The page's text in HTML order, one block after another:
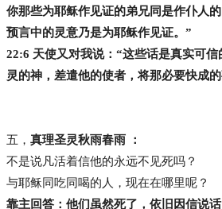
你那些为耶稣作见证的弟兄同是作仆人
预言中的灵意乃是为耶稣作见证。”
22:6 天使又对我说：“这些话是真实可
灵的神，差遣他的使者，将那必要快成的
五， 真理圣灵秋雨春雨 ：
不是说凡活着信他的永远不见死吗？
与耶稣同吃同喝的人，现在在哪里呢？
靠主回答：他们虽然死了，依旧因信说话